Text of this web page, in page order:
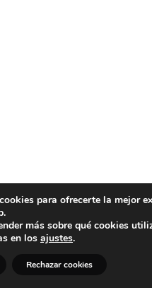
para ofrecerte la mejor
más sobre qué cookies
en los ajustes.
Rechazar cookies